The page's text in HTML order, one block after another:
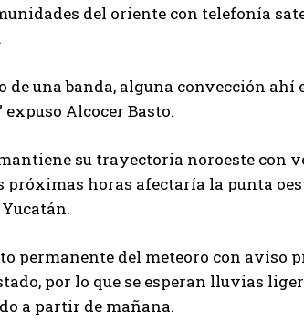
del oriente con telefonía
una banda, alguna convección ahí
Alcocer Basto.
su trayectoria noroeste con
horas afectaría la punta
permanente del meteoro con aviso
por lo que se esperan lluvias
a partir de mañana.